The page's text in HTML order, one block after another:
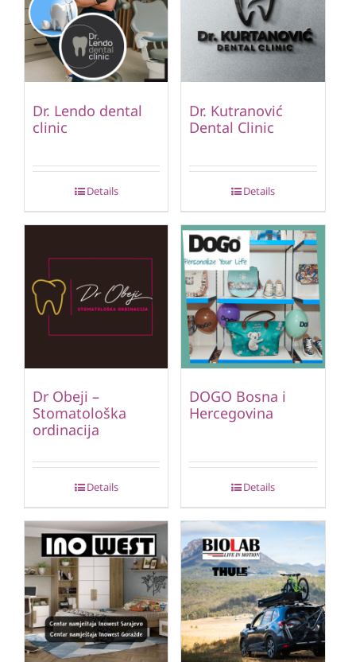
Dr. Lendo dental
clinic
Details
Dr. Kutranović
Dental Clinic
Details
Dr Obeji –
Stomatološka
ordinacija
Details
DOGO Bosna i
Hercegovina
Details